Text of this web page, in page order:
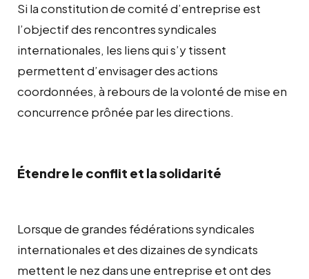
Si la constitution de comité d’entreprise est
l’objectif des rencontres syndicales
internationales, les liens qui s’y tissent
permettent d’envisager des actions
coordonnées, à rebours de la volonté de mise en
concurrence prônée par les directions.
Étendre le conflit et la solidarité
Lorsque de grandes fédérations syndicales
internationales et des dizaines de syndicats
mettent le nez dans une entreprise et ont des